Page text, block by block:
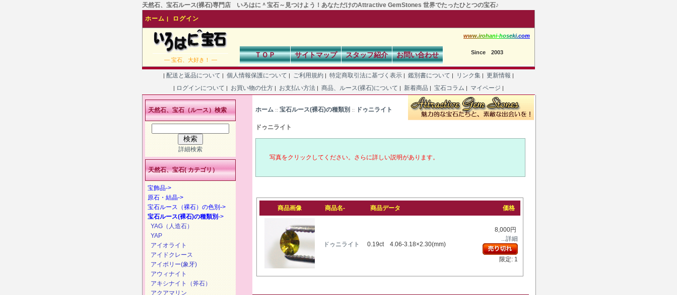
天然石、宝石ルース(裸石)専門店 いろはに＾宝石～見つけよう！あなただけのAttractive GemStones 世界でたったひとつの宝石♪
ホーム | ログイン
― 宝石、大好き！ ―
www.irohani-hoseki.com
ＴＯＰ サイトマップ スタッフ紹介 お問い合わせ Since 2003
| 配送と返品について | 個人情報保護について | ご利用規約 | 特定商取引法に基づく表示 | 鑑別書について | リンク集 | 更新情報 |
| ログインについて | お買い物の仕方 | お支払い方法 | 商品、ルース(裸石)について | 新着商品 | 宝石コラム | マイページ |
ホーム :: 宝石ルース(裸石)の種類別 :: ドゥニライト
ドゥニライト
写真をクリックしてください。さらに詳しい説明があります。
商品画像 商品名- 商品データ 価格
ドゥニライト 0.19ct 4.06-3.18×2.30(mm)
8,000円
...詳細
限定: 1
天然石、宝石（ルース）検索
詳細検索
天然石、宝石( カテゴリ）
宝飾品->
原石・結晶->
宝石ルース（裸石）の色別->
宝石ルース(裸石)の種類別->
YAG（人造石）
YAP
アイオライト
アイドクレース
アイボリー(象牙)
アウィナイト
アキシナイト（斧石）
アクアマリン